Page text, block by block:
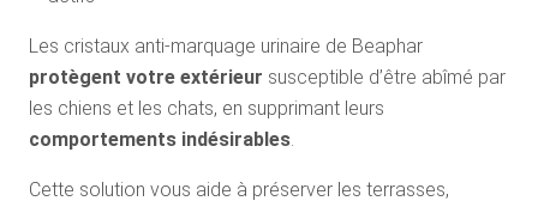
Les cristaux anti-marquage urinaire de Beaphar
protègent votre extérieur susceptible d’être abîmé par
les chiens et les chats, en supprimant leurs
comportements indésirables.
Cette solution vous aide à préserver les terrasses,